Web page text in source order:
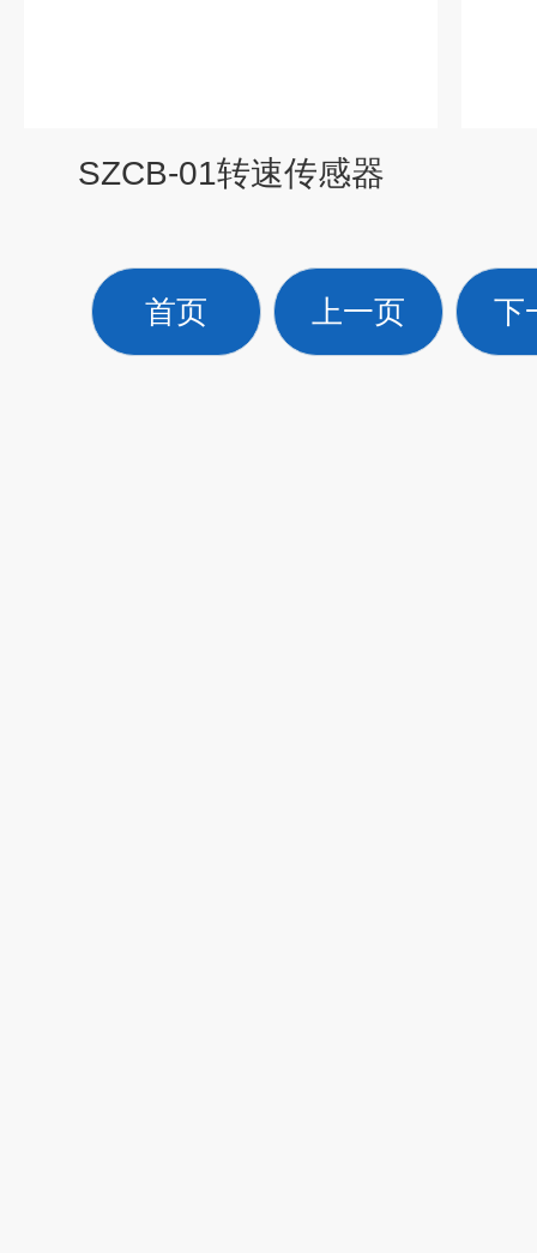
SZCB-01转速传感器
首页 上一页 下